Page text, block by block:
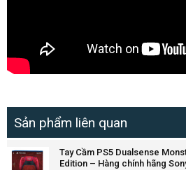
Sản phẩm liên quan
Tay Cầm PS5 Dualsense
Edition – Hàng chính hãng